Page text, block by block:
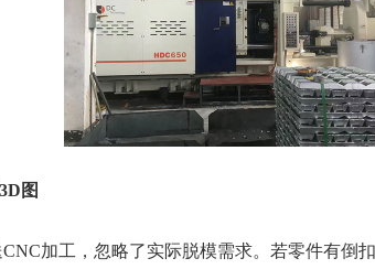
图
加工，忽略了实际脱模需求。若零件有倒